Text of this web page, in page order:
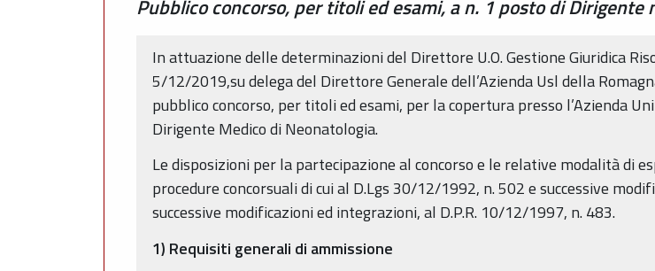
Pubblico concorso, per titoli ed esami, a n. 1 posto di Dirigente
In attuazione delle determinazioni del Direttore U.O. Gestione Giuridica
5/12/2019,su delega del Direttore Generale dell’Azienda Usl della
pubblico concorso, per titoli ed esami, per la copertura presso l’Azienda
Dirigente Medico di Neonatologia.
Le disposizioni per la partecipazione al concorso e le relative modalità di
procedure concorsuali di cui al D.Lgs 30/12/1992, n. 502 e successive
successive modificazioni ed integrazioni, al D.P.R. 10/12/1997, n. 483.
1) Requisiti generali di ammissione